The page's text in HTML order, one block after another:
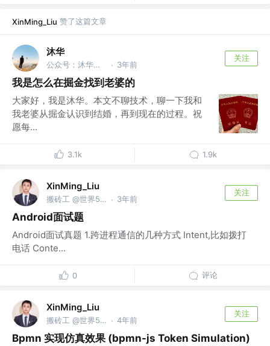
XinMing_Liu 赞了这篇文章
沐华
公众号：沐华说技术 @全干工程师 · 3年前
关注
我是怎么在掘金找到老婆的
大家好，我是沐华。本文不聊技术，聊一下我和
我老婆从掘金认识到结婚，再到现在的过程。祝
愿每...
3.1k 1.9k
XinMing_Liu
搬砖工 @世界500强之外的小公司 · 3年前
关注
Android面试题
Android面试真题 1.跨进程通信的几种方式 Intent,比如拨打
电话 Conte...
0 评论
XinMing_Liu
搬砖工 @世界500强之外的小公司 · 4年前
关注
Bpmn 实现仿真效果 (bpmn-js Token Simulation)